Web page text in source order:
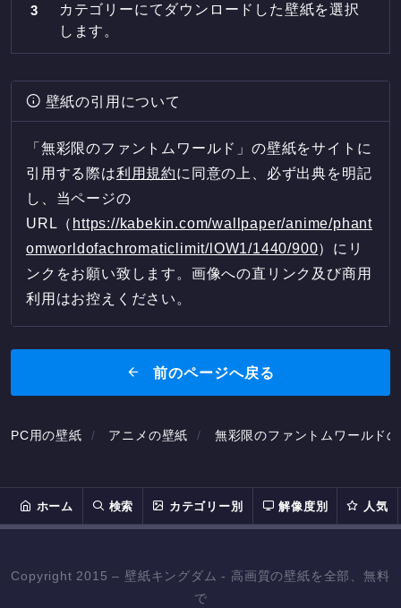
カテゴリーにてダウンロードした壁紙を選択
します。
壁紙の引用について
「無彩限のファントムワールド」の壁紙をサイトに
引用する際は利用規約に同意の上、必ず出典を明記
し、当ページの
URL（ https://kabekin.com/wallpaper/anime/phant
omworldofachromaticlimit/lOW1/1440/900）にリ
ンクをお願い致します。画像への直リンク及び商用
利用はお控えください。
前のページへ戻る
PC用の壁紙 アニメの壁紙 無彩限のファントムワールド
ホーム 検索 カテゴリー別 解像度別 人気
Copyright 2015 – 壁紙キングダム - 高画質の壁紙を全部、無料
で